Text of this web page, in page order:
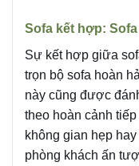
Sofa kết hợp:
Sự kết hợp giữa
trọn bộ sofa hoàn
này cũng được
theo hoàn cảnh
không gian hẹp
phòng khách ấn